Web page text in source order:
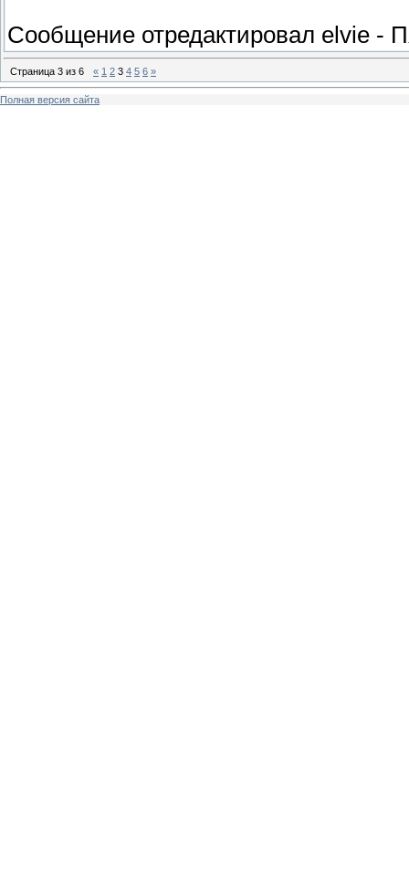
Сообщение отредактировал elvie -
Страница 3 из 6 « 1 2 3 4 5 6 »
Полная версия сайта